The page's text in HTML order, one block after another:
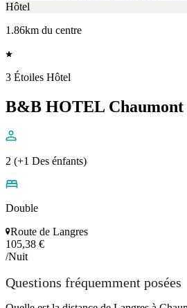
Hôtel
1.86km du centre
3 Étoiles Hôtel
B&B HOTEL Chaumont
2 (+1 Des énfants)
Double
Route de Langres
105,38 €
/Nuit
Questions fréquemment posées